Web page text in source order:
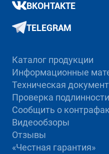
ВКОНТАКТЕ
TELEGRAM
Каталог продукции
Информационные
Техническая
Проверка подлинности
Сообщить о
Видеообзоры
Отзывы
«Честная гарантия»